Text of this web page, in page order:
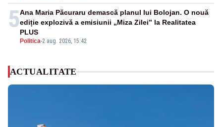
5
Politica-2 aug. 2026, 15:42
Ana Maria Păcuraru demască planul lui Bolojan. O nouă
ediție explozivă a emisiunii „Miza Zilei” la Realitatea
PLUS
ACTUALITATE